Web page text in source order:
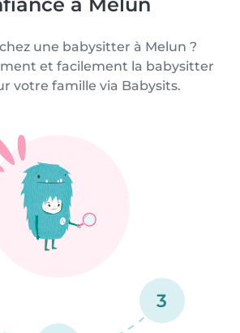
une babysitter à Melun ?
et facilement la babysitter
votre famille via Babysits.
3